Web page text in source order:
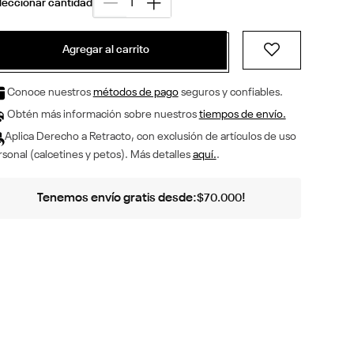
Agregar al carrito
Conoce nuestros métodos de pagoseguros y confiables.
Obtén más información sobre nuestros tiempos de envío.
Aplica Derecho a Retracto, con exclusión de artículos de uso
(calcetines y petos). Más detalles aquí..
Tenemos envío gratis desde:$70.000!